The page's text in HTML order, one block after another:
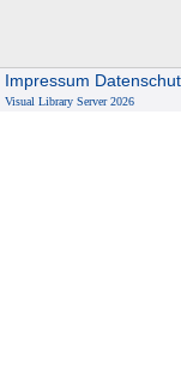
Impressum
Visual Library Server 2026